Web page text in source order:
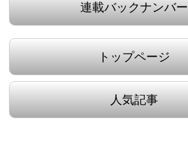
連載バックナンバー
トップページ
人気記事